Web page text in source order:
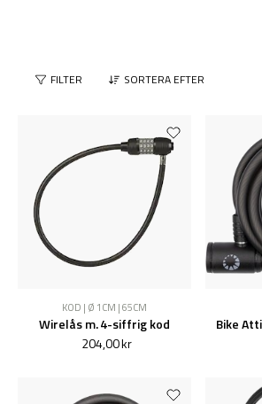
FILTER SORTERA EFTER
KOD | Ø 1CM | 65CM
Wirelås m. 4-siffrig kod
204,00 kr